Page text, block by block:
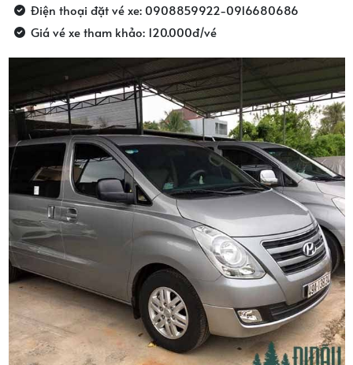
Điện thoại đặt vé xe: 0908859922-0916680686
Giá vé xe tham khảo: 120.000đ/vé